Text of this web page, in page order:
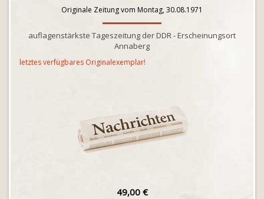
Originale Zeitung vom Montag, 30.08.1971
auflagenstärkste Tageszeitung der DDR - Erscheinungsort
Annaberg
letztes verfügbares Originalexemplar!
49,00 €